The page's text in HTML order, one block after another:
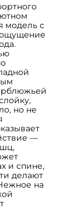
модель с
но не
—
и спине,
делают
на